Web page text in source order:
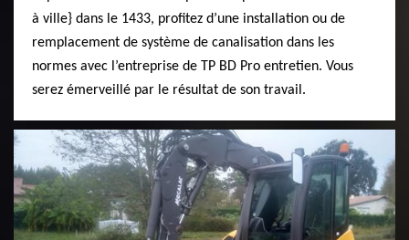
à ville} dans le 1433, profitez d’une installation ou de
remplacement de système de canalisation dans les
normes avec l’entreprise de TP BD Pro entretien. Vous
serez émerveillé par le résultat de son travail.